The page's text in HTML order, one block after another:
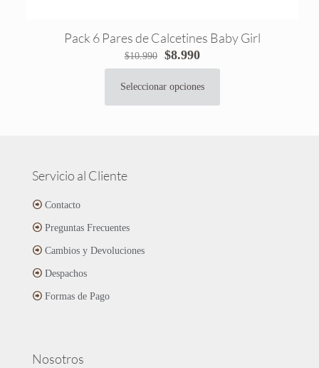
Pack 6 Pares de Calcetines Baby Girl
$10.990
El
precio
original
$8.990El
precio
actual
Seleccionar opciones
producto
opciones
elegir
producto
Servicio al Cliente
Contacto
Preguntas Frecuentes
Cambios y Devoluciones
Despachos
Formas de Pago
Nosotros